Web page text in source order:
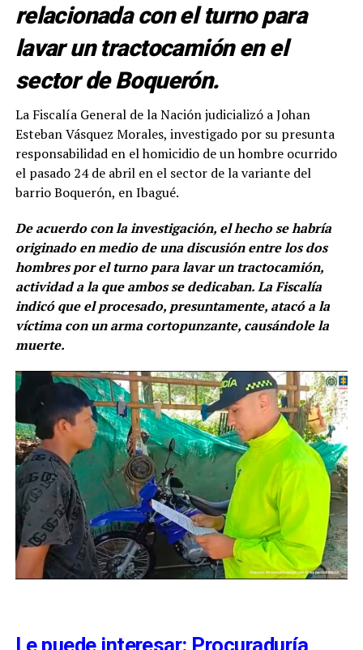
relacionada con el turno para
lavar un tractocamión en el
sector de Boquerón.
La Fiscalía General de la Nación judicializó a Johan
Esteban Vásquez Morales, investigado por su presunta
responsabilidad en el homicidio de un hombre ocurrido
el pasado 24 de abril en el sector de la variante del
barrio Boquerón, en Ibagué.
De acuerdo con la investigación, el hecho se habría
originado en medio de una discusión entre los dos
hombres por el turno para lavar un tractocamión,
actividad a la que ambos se dedicaban. La Fiscalía
indicó que el procesado, presuntamente, atacó a la
víctima con un arma cortopunzante, causándole la
muerte.